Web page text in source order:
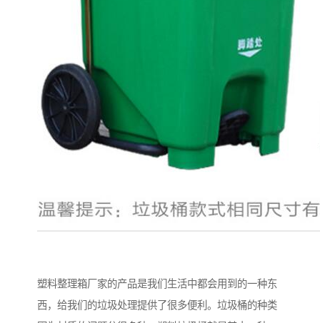
塑料整理箱厂家的产品是我们生活中都会用到的一种东
西，给我们的垃圾处理提供了很多便利。垃圾桶的种类